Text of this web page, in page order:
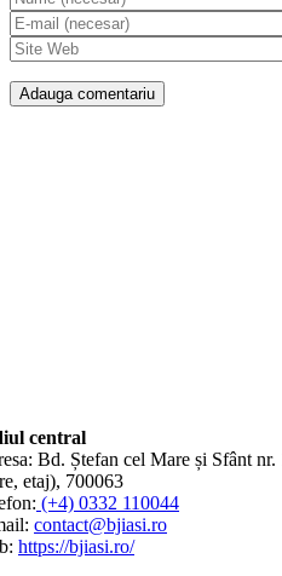
central
Bd. Ștefan cel Mare și Sfânt
etaj), 700063
(+4) 0332 110044
contact@bjiasi.ro
https://bjiasi.ro/